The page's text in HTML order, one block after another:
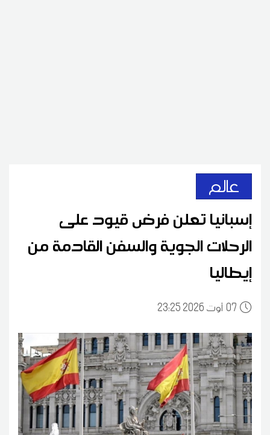
عالم
إسبانيا تعلن فرض قيود على
الرحلات الجوية والسفن القادمة من
إيطاليا
0723:25 2026 أوت